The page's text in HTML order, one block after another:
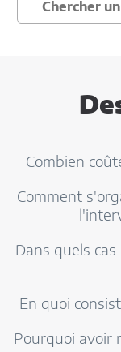
Combien
Comment
Dans quels
En quoi
Pourquoi avoir